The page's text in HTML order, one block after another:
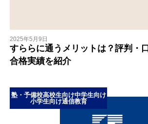
2025年5月9日
すららに通うメリットは？評判・
合格実績を紹介
塾・予備校高校生向け中学生向け
小学生向け通信教育